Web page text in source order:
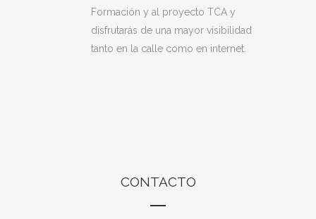
Formación y al proyecto TCA y
disfrutarás de una mayor visibilidad
tanto en la calle como en internet.
CONTACTO